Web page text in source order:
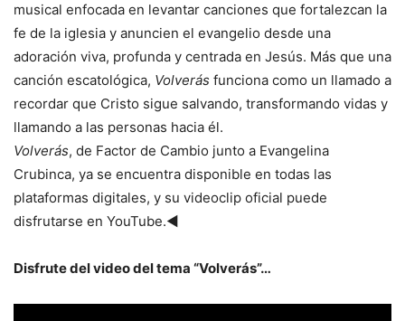
musical enfocada en levantar canciones que fortalezcan la
fe de la iglesia y anuncien el evangelio desde una
adoración viva, profunda y centrada en Jesús. Más que una
canción escatológica, Volverás funciona como un llamado a
recordar que Cristo sigue salvando, transformando vidas y
llamando a las personas hacia él.
Volverás, de Factor de Cambio junto a Evangelina
Crubinca, ya se encuentra disponible en todas las
plataformas digitales, y su videoclip oficial puede
disfrutarse en YouTube.◄
Disfrute del video del tema “Volverás”…